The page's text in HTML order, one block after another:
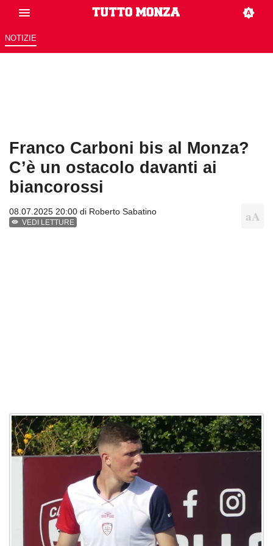
NOTIZIE
Franco Carboni bis al Monza?
C’è un ostacolo davanti ai
biancorossi
08.07.2025 20:00 di Roberto Sabatino
VEDI LETTURE